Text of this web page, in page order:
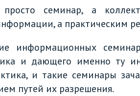
семинар, а
а практическим
информационных
и дающего именно ту
и такие семинары
путей их разрешения.